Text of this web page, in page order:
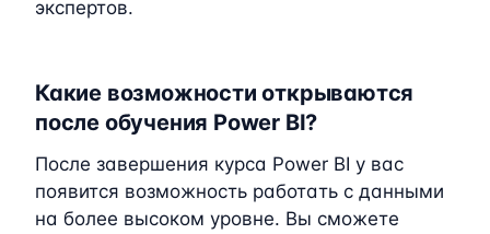
экспертов.
Какие возможности открываются
после обучения Power BI?
После завершения курса Power BI у вас
появится возможность работать с данными
на более высоком уровне. Вы сможете